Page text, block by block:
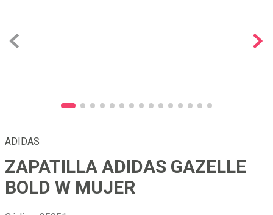
ADIDAS
ZAPATILLA ADIDAS GAZELLE
BOLD W MUJER